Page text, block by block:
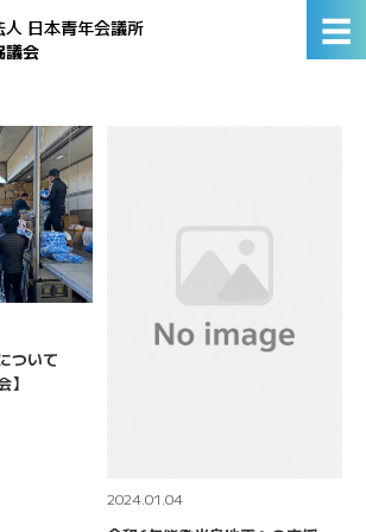
人 日本青年会議所
議会
☰
ついて
】
2024.01.04